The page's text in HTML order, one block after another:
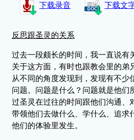
独立讯息
细说主恩
联络我们
繁體版
下载录音 下载文
反思跟圣灵的关系
过去一段颇长的时间，我一直说有
关于这方面，有时也跟教会里的弟
从不同的角度发现到，发现有不少
问题。问题是什么？问题就是他们
过圣灵在过往的时间跟他们沟通、
带领他们去做什么、学什么、追求
他们的体验里发生。